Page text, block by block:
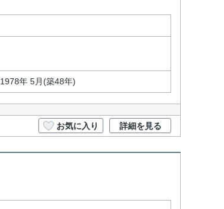
1978年 5月(築48年)
お気に入り 詳細を見る